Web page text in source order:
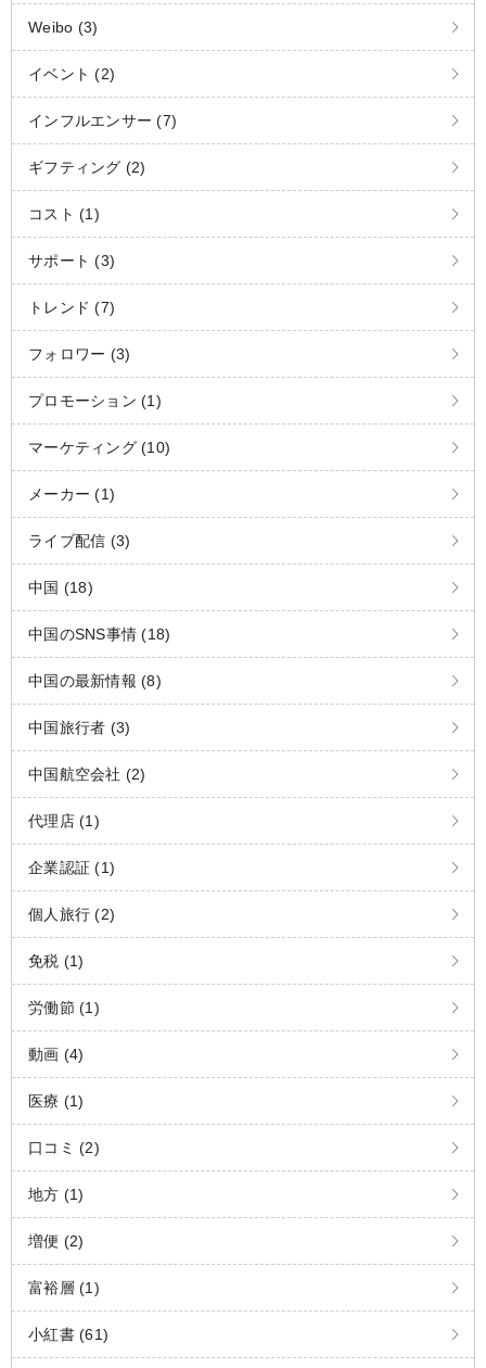
Weibo (3)
イベント (2)
インフルエンサー (7)
ギフティング (2)
コスト (1)
サポート (3)
トレンド (7)
フォロワー (3)
プロモーション (1)
マーケティング (10)
メーカー (1)
ライブ配信 (3)
中国 (18)
中国のSNS事情 (18)
中国の最新情報 (8)
中国旅行者 (3)
中国航空会社 (2)
代理店 (1)
企業認証 (1)
個人旅行 (2)
免税 (1)
労働節 (1)
動画 (4)
医療 (1)
口コミ (2)
地方 (1)
増便 (2)
富裕層 (1)
小紅書 (61)